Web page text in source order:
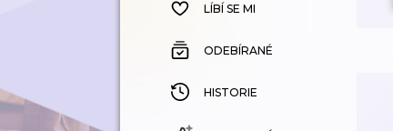
HISTORIE
LÍBÍ SE MI
ODEBÍRANÉ
HISTORIE